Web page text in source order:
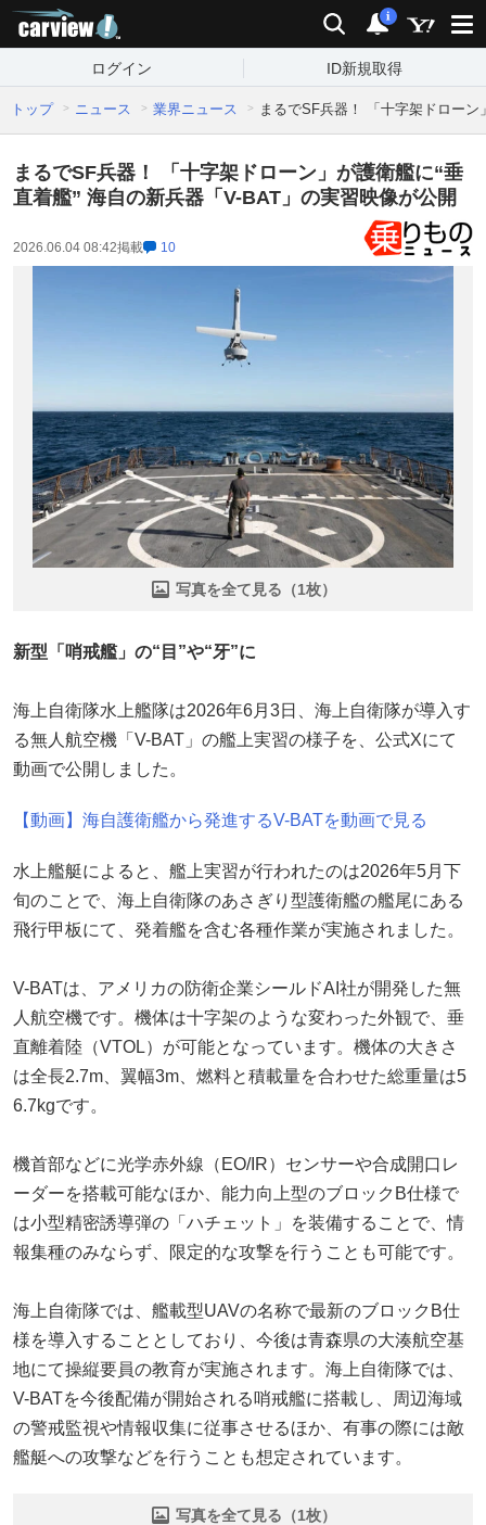
検索 通知
i
ログイン ID新規取得
トップ ニュース 業界ニュース まるでSF兵器！ 「十字架ドローン
まるでSF兵器！ 「十字架ドローン」が護衛艦に“垂
直着艦” 海自の新兵器「V-BAT」の実習映像が公開
2026.06.04 08:42掲載 10
写真を全て見る（1枚）
新型「哨戒艦」の“目”や“牙”に
海上自衛隊水上艦隊は2026年6月3日、海上自衛隊が導入す
る無人航空機「V-BAT」の艦上実習の様子を、公式Xにて
動画で公開しました。
【動画】海自護衛艦から発進するV-BATを動画で見る
水上艦艇によると、艦上実習が行われたのは2026年5月下
旬のことで、海上自衛隊のあさぎり型護衛艦の艦尾にある
飛行甲板にて、発着艦を含む各種作業が実施されました。
V-BATは、アメリカの防衛企業シールドAI社が開発した無
人航空機です。機体は十字架のような変わった外観で、垂
直離着陸（VTOL）が可能となっています。機体の大きさ
は全長2.7m、翼幅3m、燃料と積載量を合わせた総重量は5
6.7kgです。
機首部などに光学赤外線（EO/IR）センサーや合成開口レ
ーダーを搭載可能なほか、能力向上型のブロックB仕様で
は小型精密誘導弾の「ハチェット」を装備することで、情
報集種のみならず、限定的な攻撃を行うことも可能です。
海上自衛隊では、艦載型UAVの名称で最新のブロックB仕
様を導入することとしており、今後は青森県の大湊航空基
地にて操縦要員の教育が実施されます。海上自衛隊では、
V-BATを今後配備が開始される哨戒艦に搭載し、周辺海域
の警戒監視や情報収集に従事させるほか、有事の際には敵
艦艇への攻撃などを行うことも想定されています。
写真を全て見る（1枚）